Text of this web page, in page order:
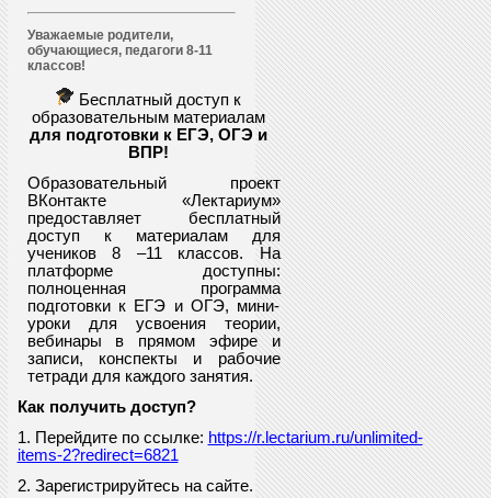
Уважаемые родители,
обучающиеся, педагоги 8-11
классов!
Бесплатный доступ к
образовательным материалам
для подготовки к ЕГЭ, ОГЭ и
ВПР!
Образовательный проект
ВКонтакте «Лектариум»
предоставляетбесплатный
доступ к материалам для
учеников 8 –11 классов. На
платформе доступны:
полноценная программа
подготовки к ЕГЭ и ОГЭ, мини-
уроки для усвоения теории,
вебинары в прямом эфире и
записи, конспекты и рабочие
тетради для каждого занятия.
Как получить доступ?
1. Перейдите по ссылке: https://r.lectarium.ru/unlimited-
items-2?redirect=6821
2. Зарегистрируйтесь на сайте.